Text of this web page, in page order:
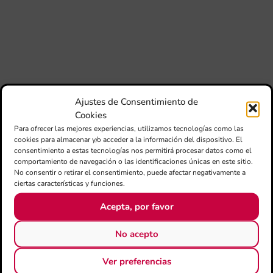
Ajustes de Consentimiento de
Cookies
Para ofrecer las mejores experiencias, utilizamos tecnologías como las
cookies para almacenar y/o acceder a la información del dispositivo. El
consentimiento a estas tecnologías nos permitirá procesar datos como el
comportamiento de navegación o las identificaciones únicas en este sitio.
No consentir o retirar el consentimiento, puede afectar negativamente a
ciertas características y funciones.
Acepta, por favor
No acepto
Ver preferencias
CATEGORÍAS